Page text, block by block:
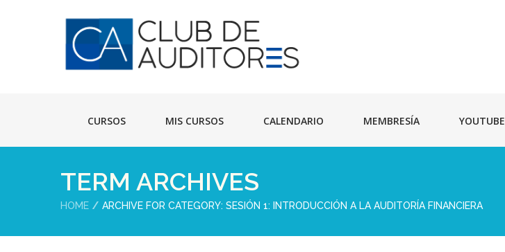
CURSOS MIS CURSOS CALENDARIO MEMBRESÍA YOUTUBE
TERM ARCHIVES
HOME ARCHIVE FOR CATEGORY: SESIÓN 1: INTRODUCCIÓN A LA AUDITORÍA FINANCIERA